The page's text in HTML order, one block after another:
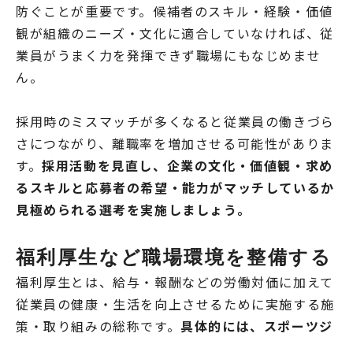
防ぐことが重要です。候補者のスキル・経験・価値
観が組織のニーズ・文化に適合していなければ、従
業員がうまく力を発揮できず職場にもなじめませ
ん。
採用時のミスマッチが多くなると従業員の働きづら
さにつながり、離職率を増加させる可能性がありま
す。採用活動を見直し、企業の文化・価値観・求め
るスキルと応募者の希望・能力がマッチしているか
見極められる選考を実施しましょう。
福利厚生など職場環境を整備する
福利厚生とは、給与・報酬などの労働対価に加えて
従業員の健康・生活を向上させるために実施する施
策・取り組みの総称です。具体的には、スポーツジ